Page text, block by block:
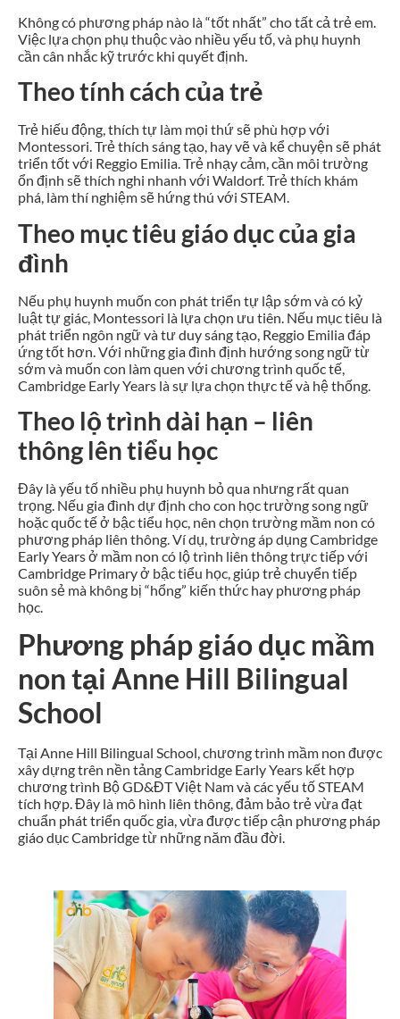
Không có phương pháp nào là “tốt nhất” cho tất cả trẻ em.
Việc lựa chọn phụ thuộc vào nhiều yếu tố, và phụ huynh
cần cân nhắc kỹ trước khi quyết định.
Theo tính cách của trẻ
Trẻ hiếu động, thích tự làm mọi thứ sẽ phù hợp với
Montessori. Trẻ thích sáng tạo, hay vẽ và kể chuyện sẽ phát
triển tốt với Reggio Emilia. Trẻ nhạy cảm, cần môi trường
ổn định sẽ thích nghi nhanh với Waldorf. Trẻ thích khám
phá, làm thí nghiệm sẽ hứng thú với STEAM.
Theo mục tiêu giáo dục của gia
đình
Nếu phụ huynh muốn con phát triển tự lập sớm và có kỷ
luật tự giác, Montessori là lựa chọn ưu tiên. Nếu mục tiêu là
phát triển ngôn ngữ và tư duy sáng tạo, Reggio Emilia đáp
ứng tốt hơn. Với những gia đình định hướng song ngữ từ
sớm và muốn con làm quen với chương trình quốc tế,
Cambridge Early Years là sự lựa chọn thực tế và hệ thống.
Theo lộ trình dài hạn – liên
thông lên tiểu học
Đây là yếu tố nhiều phụ huynh bỏ qua nhưng rất quan
trọng. Nếu gia đình dự định cho con học trường song ngữ
hoặc quốc tế ở bậc tiểu học, nên chọn trường mầm non có
phương pháp liên thông. Ví dụ, trường áp dụng Cambridge
Early Years ở mầm non có lộ trình liên thông trực tiếp với
Cambridge Primary ở bậc tiểu học, giúp trẻ chuyển tiếp
suôn sẻ mà không bị “hổng” kiến thức hay phương pháp
học.
Phương pháp giáo dục mầm
non tại Anne Hill Bilingual
School
Tại Anne Hill Bilingual School, chương trình mầm non được
xây dựng trên nền tảng Cambridge Early Years kết hợp
chương trình Bộ GD&ĐT Việt Nam và các yếu tố STEAM
tích hợp. Đây là mô hình liên thông, đảm bảo trẻ vừa đạt
chuẩn phát triển quốc gia, vừa được tiếp cận phương pháp
giáo dục Cambridge từ những năm đầu đời.